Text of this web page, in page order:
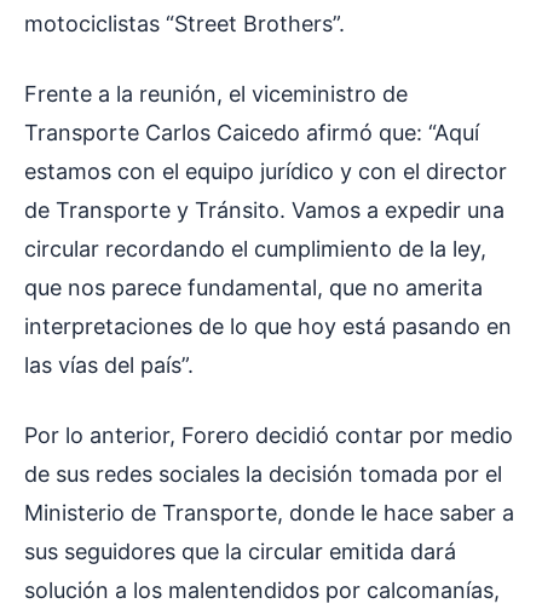
motociclistas “Street Brothers”.
Frente a la reunión, el viceministro de
Transporte Carlos Caicedo afirmó que: “Aquí
estamos con el equipo jurídico y con el director
de Transporte y Tránsito. Vamos a expedir una
circular recordando el cumplimiento de la ley,
que nos parece fundamental, que no amerita
interpretaciones de lo que hoy está pasando en
las vías del país”.
Por lo anterior, Forero decidió contar por medio
de sus redes sociales la decisión tomada por el
Ministerio de Transporte, donde le hace saber a
sus seguidores que la circular emitida dará
solución a los malentendidos por calcomanías,